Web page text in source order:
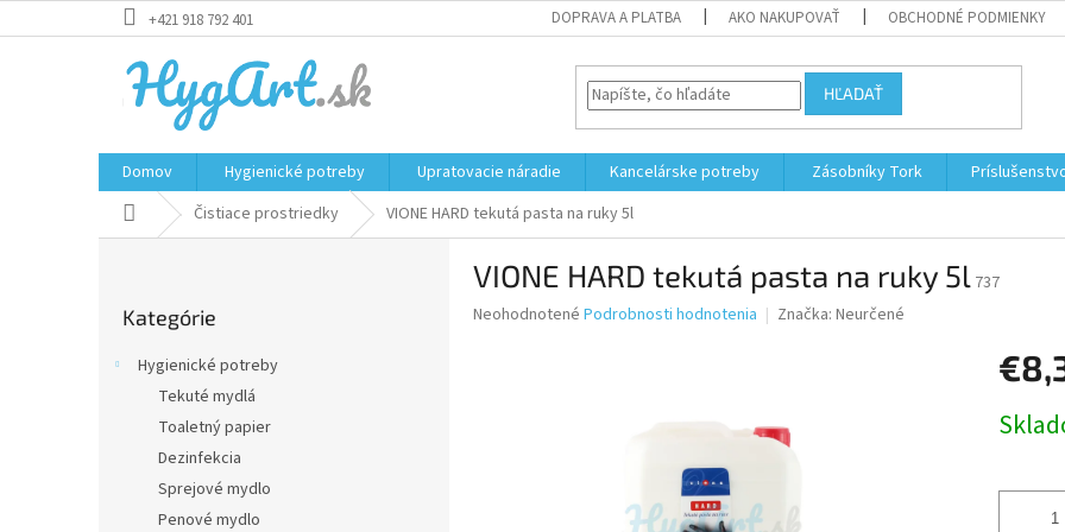
na
+421 918 792 401 DOPRAVA A PLATBA AKO NAKUPOVAŤ OBCHODNÉ PODMIENKY
HĽADAŤ
Domov Hygienické potreby Upratovacie náradie Kancelárske potreby Zásobníky Tork
Domov Čistiace prostriedky VIONE HARD tekutá pasta na ruky 5l
kategórie
Kategórie
Hygienické potreby
Tekuté mydlá
Toaletný papier
Dezinfekcia
Sprejové mydlo
Penové mydlo
VIONE HARD tekutá pasta na ruky 5l 737
Priemerné
Neohodnotené Podrobnosti hodnotenia Značka: Neurčené
cena: